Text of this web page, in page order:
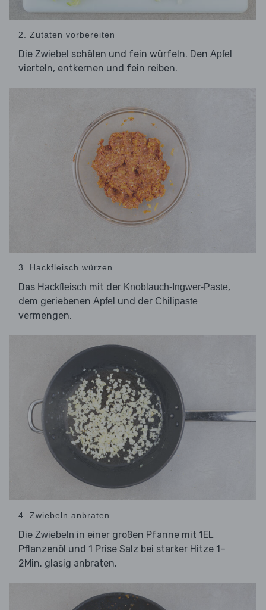
2. Zutaten vorbereiten
Die Zwiebel schälen und fein würfeln. Den Apfel
vierteln, entkernen und fein reiben.
3. Hackfleisch würzen
Das Hackfleisch mit der Knoblauch-Ingwer-Paste,
dem geriebenen Apfel und der Chilipaste
vermengen.
4. Zwiebeln anbraten
Die Zwiebeln in einer großen Pfanne mit 1EL
Pflanzenöl und 1 Prise Salz bei starker Hitze 1–
2Min. glasig anbraten.